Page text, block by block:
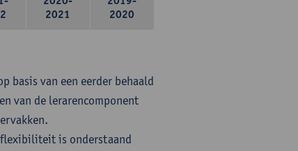
2021
2020
basis van een eerder behaald
van de lerarencomponent
is onderstaand